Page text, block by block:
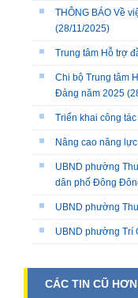
THÔNG BÁO Về
(28/11/2025)
Trung tâm Hỗ trợ
Chi bộ Trung tâm
Đảng năm 2025
Triển khai công
Nâng cao năng
UBND phường
dân phố Đông
UBND phường
UBND phường Trí
CÁC TIN CŨ HƠN